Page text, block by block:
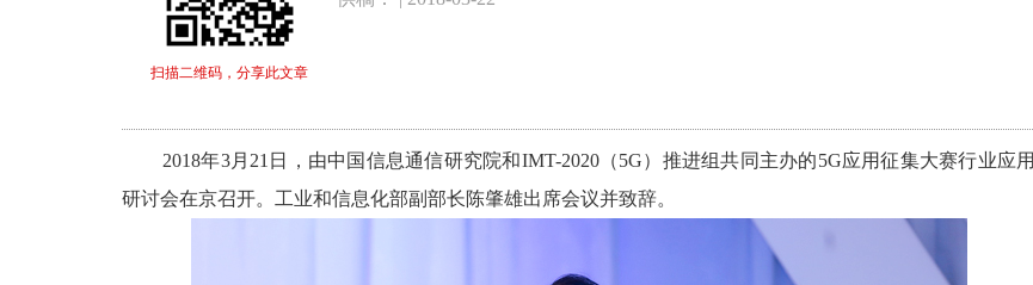
扫描二维码，分享此文章
2018年3月21日，由中国信息通信研究院和IMT-2020（5G）推进组共同主办的5G应用征集大赛行业应用
研讨会在京召开。工业和信息化部副部长陈肇雄出席会议并致辞。